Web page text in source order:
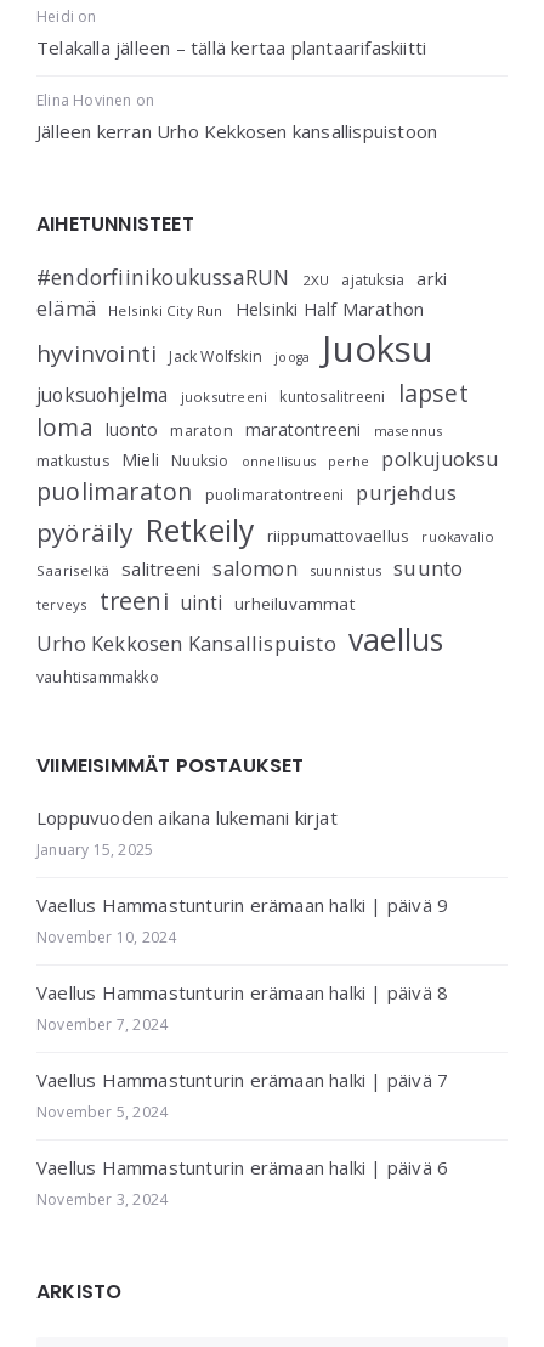
Heidi on
Telakalla jälleen – tällä kertaa plantaarifaskiitti
Elina Hovinen on
Jälleen kerran Urho Kekkosen kansallispuistoon
AIHETUNNISTEET
#endorfiinikoukussaRUN 2XU ajatuksia arki
elämä Helsinki City Run Helsinki Half Marathon
hyvinvointi Jack Wolfskin jooga Juoksu
juoksuohjelma juoksutreeni kuntosalitreeni
lapset
loma
luonto maraton maratontreeni masennus
matkustus Mieli Nuuksio onnellisuus perhe polkujuoksu
puolimaraton puolimaratontreeni purjehdus
pyöräily Retkeily riippumattovaellus
ruokavalio
Saariselkä
salitreeni salomon suunnistus suunto
terveys treeni uinti urheiluvammat
Urho Kekkosen Kansallispuisto vaellus
vauhtisammakko
VIIMEISIMMÄT POSTAUKSET
Loppuvuoden aikana lukemani kirjat
January 15, 2025
Vaellus Hammastunturin erämaan halki | päivä 9
November 10, 2024
Vaellus Hammastunturin erämaan halki | päivä 8
November 7, 2024
Vaellus Hammastunturin erämaan halki | päivä 7
November 5, 2024
Vaellus Hammastunturin erämaan halki | päivä 6
November 3, 2024
ARKISTO